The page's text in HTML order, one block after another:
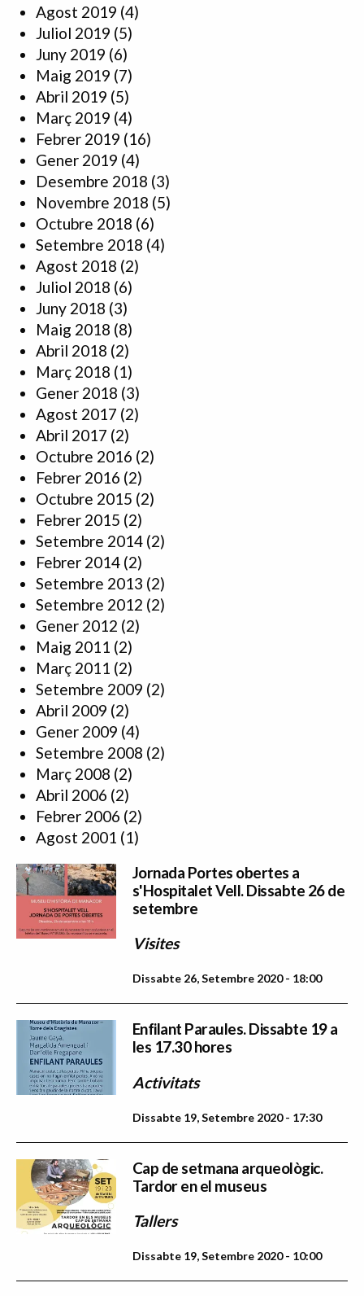
Agost 2019 (4)
Juliol 2019 (5)
Juny 2019 (6)
Maig 2019 (7)
Abril 2019 (5)
Març 2019 (4)
Febrer 2019 (16)
Gener 2019 (4)
Desembre 2018 (3)
Novembre 2018 (5)
Octubre 2018 (6)
Setembre 2018 (4)
Agost 2018 (2)
Juliol 2018 (6)
Juny 2018 (3)
Maig 2018 (8)
Abril 2018 (2)
Març 2018 (1)
Gener 2018 (3)
Agost 2017 (2)
Abril 2017 (2)
Octubre 2016 (2)
Febrer 2016 (2)
Octubre 2015 (2)
Febrer 2015 (2)
Setembre 2014 (2)
Febrer 2014 (2)
Setembre 2013 (2)
Setembre 2012 (2)
Gener 2012 (2)
Maig 2011 (2)
Març 2011 (2)
Setembre 2009 (2)
Abril 2009 (2)
Gener 2009 (4)
Setembre 2008 (2)
Març 2008 (2)
Abril 2006 (2)
Febrer 2006 (2)
Agost 2001 (1)
Jornada Portes obertes a
s'Hospitalet Vell. Dissabte 26 de
setembre
Visites
Dissabte 26, Setembre 2020 - 18:00
Enfilant Paraules. Dissabte 19 a
les 17.30 hores
Activitats
Dissabte 19, Setembre 2020 - 17:30
Cap de setmana arqueològic.
Tardor en el museus
Tallers
Dissabte 19, Setembre 2020 - 10:00